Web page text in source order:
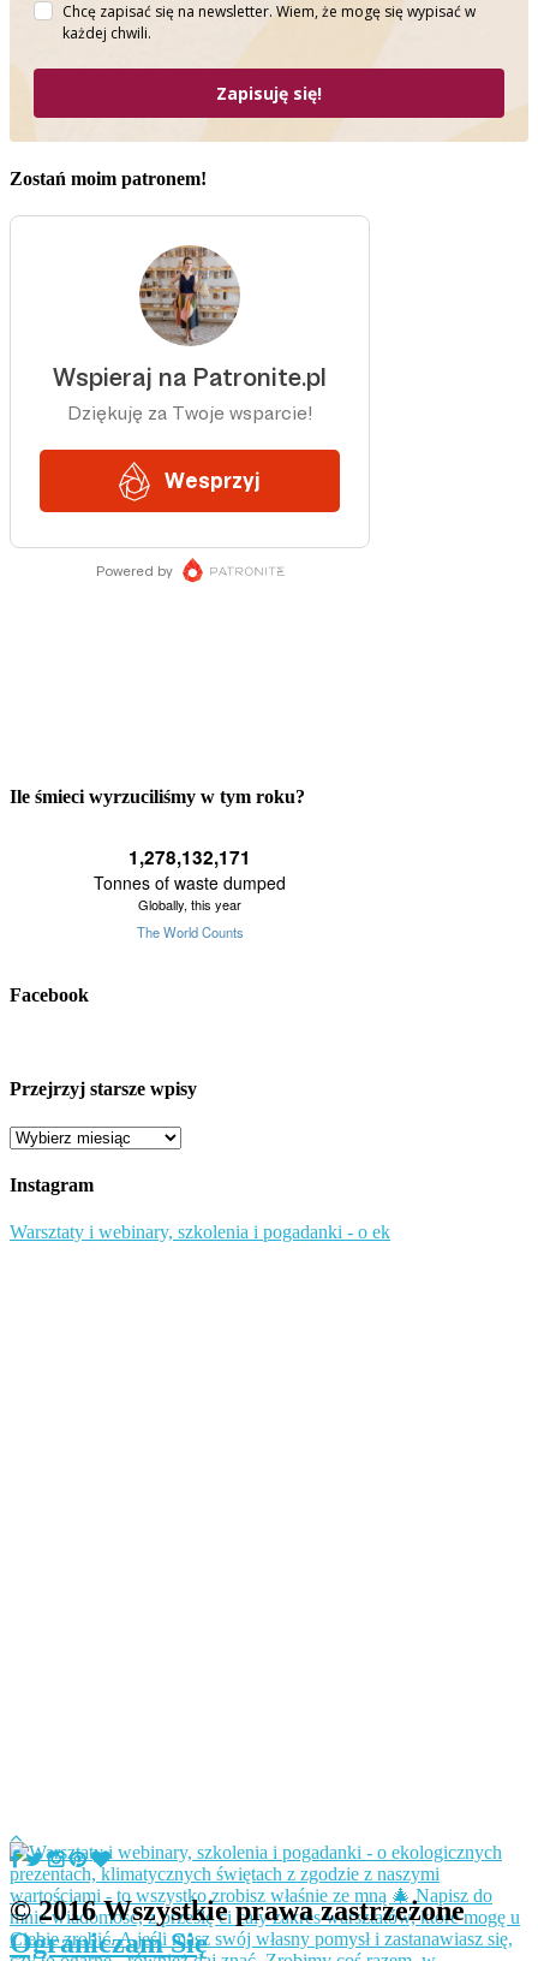
Chcę zapisać się na newsletter. Wiem, że mogę się wypisać w
każdej chwili.
Zapisuję się!
Zostań moim patronem!
Ile śmieci wyrzuciliśmy w tym roku?
Facebook
Przejrzyj starsze wpisy
Przejrzyj
wpisy
Instagram
Warsztaty i webinary, szkolenia i pogadanki - o ek
© 2016 Wszystkie prawa zastrzeżone
Ograniczam Się